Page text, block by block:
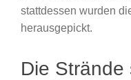
stattdessen wurden
herausgepickt.
Die Strände